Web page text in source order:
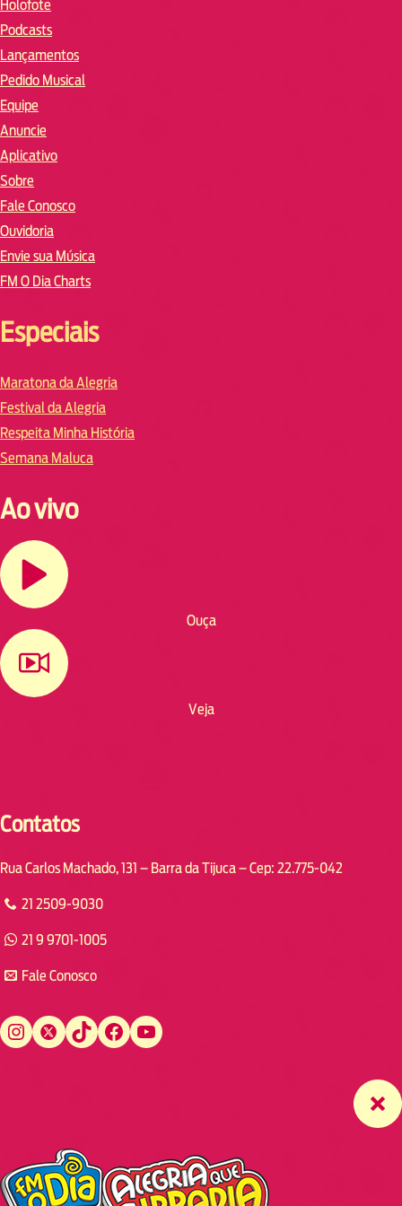
Holofote
Podcasts
Lançamentos
Pedido Musical
Equipe
Anuncie
Aplicativo
Sobre
Fale Conosco
Ouvidoria
Envie sua Música
FM O Dia Charts
Especiais
Maratona da Alegria
Festival da Alegria
Respeita Minha História
Semana Maluca
Ao vivo
Ouça
Veja
Contatos
Rua Carlos Machado, 131 – Barra da Tijuca – Cep: 22.775-042
21 2509-9030
21 9 9701-1005
Fale Conosco
Instagram Twitter TikTok Facebook YouTube